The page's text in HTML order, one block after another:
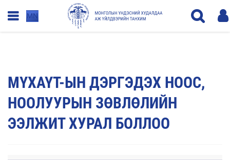
MN
МҮХАҮТ-ЫН ДЭРГЭДЭХ НООС,
НООЛУУРЫН ЗӨВЛӨЛИЙН
ЭЭЛЖИТ ХУРАЛ БОЛЛОО